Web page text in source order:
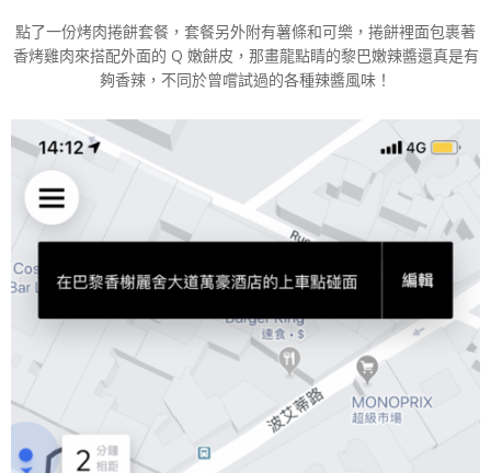
點了一份烤肉捲餅套餐，套餐另外附有薯條和可樂，捲餅裡面包裹著
香烤雞肉來搭配外面的 Q 嫩餅皮，那畫龍點睛的黎巴嫩辣醬還真是有
夠香辣，不同於曾嚐試過的各種辣醬風味！